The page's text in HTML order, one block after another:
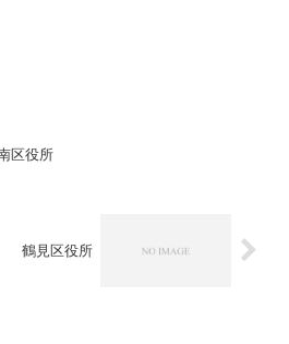
区役所
鶴見区役所